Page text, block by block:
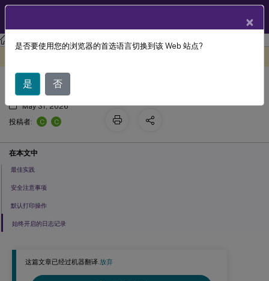
Citrix Virtual Apps and Desktops 7 2402 LTSR
这篇文章已经过机器翻译.放弃
最佳实践、安全注意事项和默认操作
May 31, 2026
投稿者:
C C
在本文中
最佳实践
安全注意事项
默认打印操作
始终开启的日志记录
×
是否要使用您的浏览器的首选语言切换到该 Web 站点?
是 否